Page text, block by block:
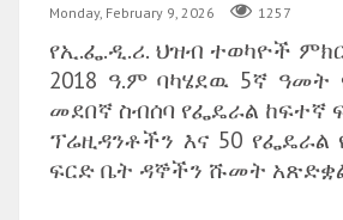
Monday, February 9, 2026 1257
የኢ.ፌ.ዲ.ሪ. ህዝብ ተወካዮች
2018 ዓ.ም ባካሄደዉ 5ኛ ዓመት
መደበኛ ስብሰባ የፌዴራል ከፍተኛ
ፕሬዚዳንቶችን እና 50
ፍርድ ቤት ዳኞችን ሹመት